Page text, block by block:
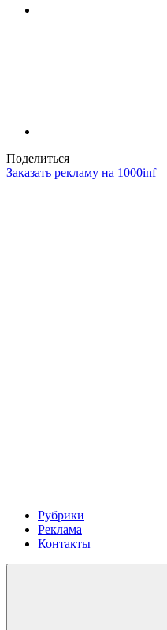
Поделиться
Заказать рекламу на 1000inf
Рубрики
Реклама
Контакты